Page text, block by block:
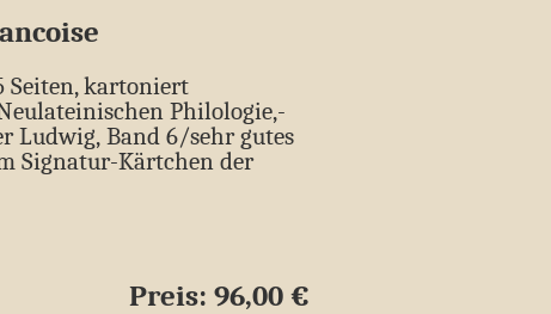
Seiten, kartoniert
Philologie,­
Ludwig,­ Band 6/sehr gutes
Signatur-Kärtchen der
Preis: 96,00 €